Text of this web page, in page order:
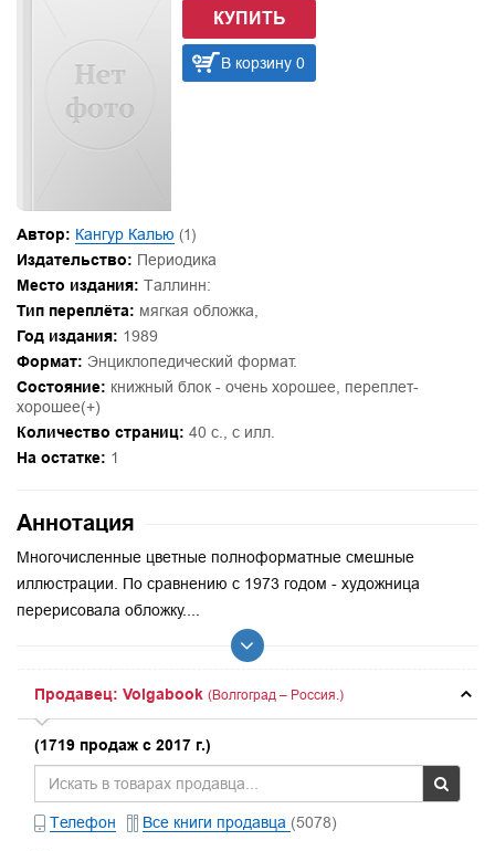
КУПИТЬ
В корзину 0
Автор: Кангур Калью (1)
Издательство: Периодика
Место издания: Таллинн:
Тип переплёта: мягкая обложка,
Год издания: 1989
Формат: Энциклопедический формат.
Состояние: книжный блок - очень хорошее, переплет-
хорошее(+)
Количество страниц: 40 с., с илл.
На остатке: 1
Аннотация
Многочисленные цветные полноформатные смешные
иллюстрации. По сравнению с 1973 годом - художница
перерисовала обложку....
Продавец: Volgabook (Волгоград – Россия.)
(1719 продаж с 2017 г.)
Телефон Все книги продавца (5078)